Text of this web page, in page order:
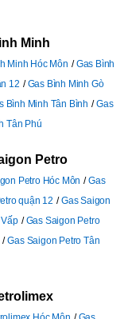
Minh
Minh Hóc Môn
Gas Bình
12
Gas Bình Minh Gò
Bình Minh Tân Bình
Gas
Tân Phú
Petro
Petro Hóc Môn
Gas
quận 12
Gas Saigon
Vấp
Gas Saigon Petro
Gas Saigon Petro Tân